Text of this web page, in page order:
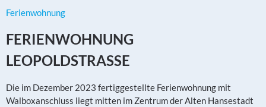
Ferienwohnung
FERIENWOHNUNG
LEOPOLDSTRASSE
Die im Dezember 2023 fertiggestellte Ferienwohnung mit
Walboxanschluss liegt mitten im Zentrum der Alten Hansestadt